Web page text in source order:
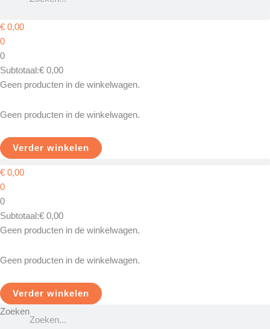
€ 0,00
0
0
Subtotaal:€ 0,00
Geen producten in de winkelwagen.
Geen producten in de winkelwagen.
Verder winkelen
€ 0,00
0
0
Subtotaal:€ 0,00
Geen producten in de winkelwagen.
Geen producten in de winkelwagen.
Verder winkelen
Zoeken